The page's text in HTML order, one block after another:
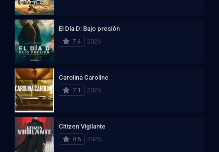
El Día D: Bajo presión
7.4
2026
Carolina Caroline
7.1
2026
Citizen Vigilante
8.5
2026